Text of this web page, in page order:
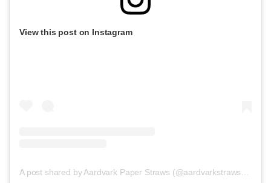
View this post on Instagram